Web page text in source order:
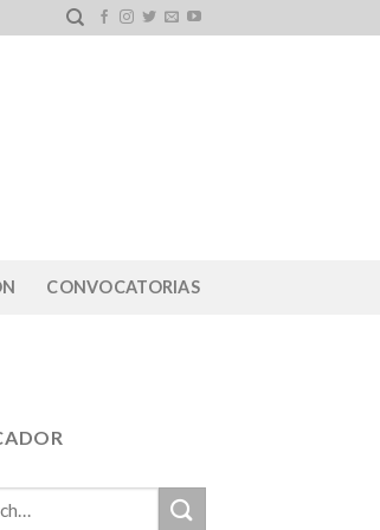
CONVOCATORIAS